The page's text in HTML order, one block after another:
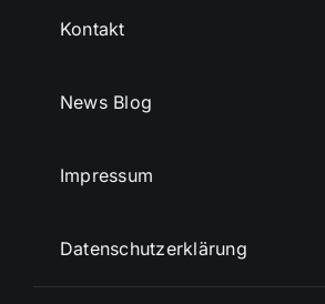
Kontakt
News Blog
Impressum
Datenschutzerklärung